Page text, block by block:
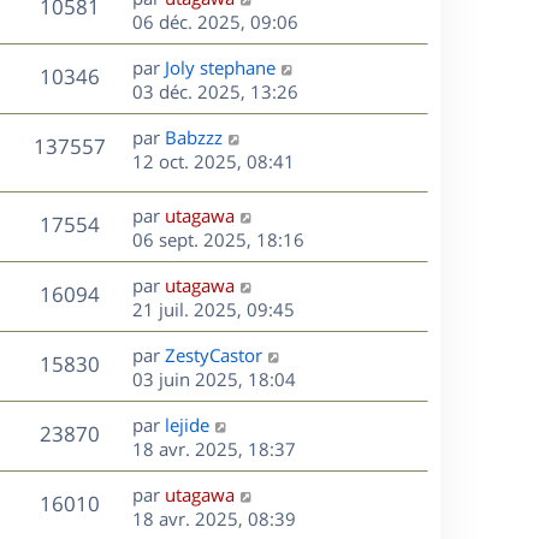
g
e
s
a
g
e
m
e
s
s
a
g
e
e
s
i
e
r
m
e
s
s
a
g
e
10581
u
e
s
e
r
n
i
e
r
m
e
s
s
a
g
e
06 déc. 2025, 09:06
10346V
u
e
D
e
r
n
i
e
r
m
e
s
s
a
g
e
par Joly stephane
03 déc. 2025, 13:26
137557V
u
D
e
n
i
e
r
m
e
s
s
a
g
e
par Babzzz
12 oct. 2025, 08:41
17554V
u
s
D
e
r
n
i
e
r
m
e
s
s
a
g
e
par utagawa
06 sept. 2025, 18:16
16094V
u
s
D
e
r
n
i
e
r
m
e
s
s
par utagawa
21 juil. 2025, 09:45
15830V
u
s
D
e
r
n
i
e
r
m
par ZestyCastor
03 juin 2025, 18:04
23870V
u
D
e
r
n
i
par lejide
18 avr. 2025, 18:37
16010V
D
e
par utagawa
18 avr. 2025, 08:39